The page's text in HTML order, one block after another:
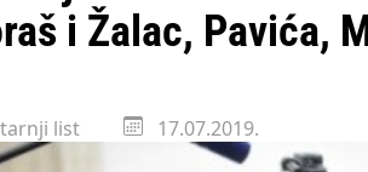
i Žalac, Pavića,
list 17.07.2019.